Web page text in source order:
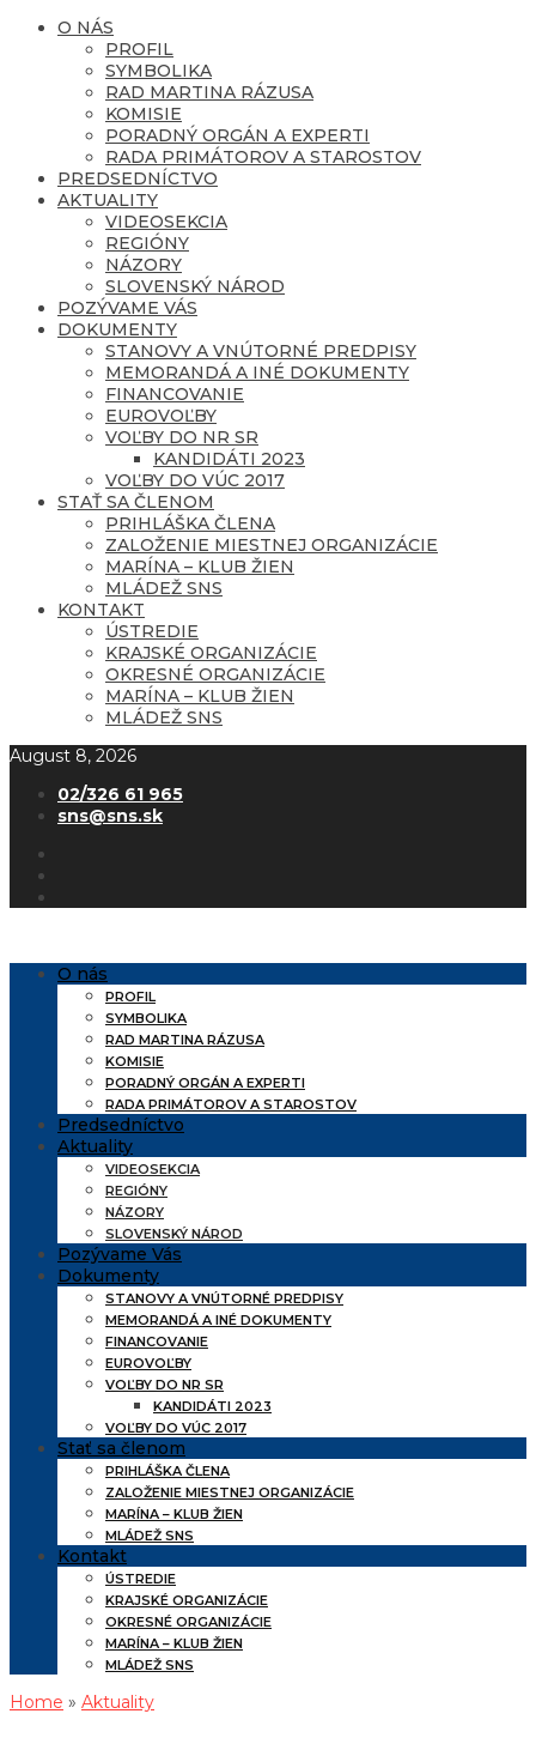
O NÁS
PROFIL
SYMBOLIKA
RAD MARTINA RÁZUSA
KOMISIE
PORADNÝ ORGÁN A EXPERTI
RADA PRIMÁTOROV A STAROSTOV
PREDSEDNÍCTVO
AKTUALITY
VIDEOSEKCIA
REGIÓNY
NÁZORY
SLOVENSKÝ NÁROD
POZÝVAME VÁS
DOKUMENTY
STANOVY A VNÚTORNÉ PREDPISY
MEMORANDÁ A INÉ DOKUMENTY
FINANCOVANIE
EUROVOĽBY
VOĽBY DO NR SR
KANDIDÁTI 2023
VOĽBY DO VÚC 2017
STAŤ SA ČLENOM
PRIHLÁŠKA ČLENA
ZALOŽENIE MIESTNEJ ORGANIZÁCIE
MARÍNA – KLUB ŽIEN
MLÁDEŽ SNS
KONTAKT
ÚSTREDIE
KRAJSKÉ ORGANIZÁCIE
OKRESNÉ ORGANIZÁCIE
MARÍNA – KLUB ŽIEN
MLÁDEŽ SNS
August 8, 2026
02/326 61 965
sns@sns.sk
O nás
PROFIL
SYMBOLIKA
RAD MARTINA RÁZUSA
KOMISIE
PORADNÝ ORGÁN A EXPERTI
RADA PRIMÁTOROV A STAROSTOV
Predsedníctvo
Aktuality
VIDEOSEKCIA
REGIÓNY
NÁZORY
SLOVENSKÝ NÁROD
Pozývame Vás
Dokumenty
STANOVY A VNÚTORNÉ PREDPISY
MEMORANDÁ A INÉ DOKUMENTY
FINANCOVANIE
EUROVOĽBY
VOĽBY DO NR SR
KANDIDÁTI 2023
VOĽBY DO VÚC 2017
Stať sa členom
PRIHLÁŠKA ČLENA
ZALOŽENIE MIESTNEJ ORGANIZÁCIE
MARÍNA – KLUB ŽIEN
MLÁDEŽ SNS
Kontakt
ÚSTREDIE
KRAJSKÉ ORGANIZÁCIE
OKRESNÉ ORGANIZÁCIE
MARÍNA – KLUB ŽIEN
MLÁDEŽ SNS
Home » Aktuality